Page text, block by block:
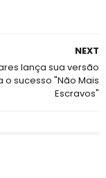
NEXT
lança sua versão
o sucesso "Não Mais
Escravos"